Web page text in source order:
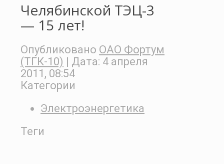
Челябинской ТЭЦ-3
— 15 лет!
Опубликовано ОАО Фортум
(ТГК-10)
| Дата: 4 апреля
2011, 08:54
Категории
Электроэнергетика
Теги